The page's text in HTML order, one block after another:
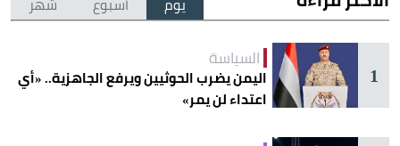
1
السياسة
اليمن يضرب الحوثيين ويرفع الجاهزية.. «أي
اعتداء لن يمر»